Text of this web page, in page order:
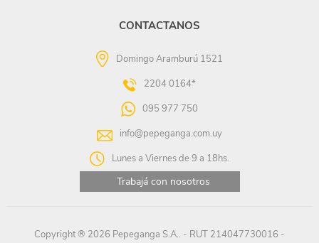
CONTACTANOS
Domingo Aramburú 1521
2204 0164*
095 977 750
info@pepeganga.com.uy
Lunes a Viernes de 9 a 18hs.
Trabajá con nosotros
Copyright ® 2026 Pepeganga S.A.. - RUT 214047730016 -